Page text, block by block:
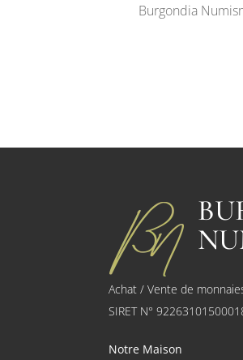
Burgondia
Achat / Vente de
SIRET N°
Notre Maison